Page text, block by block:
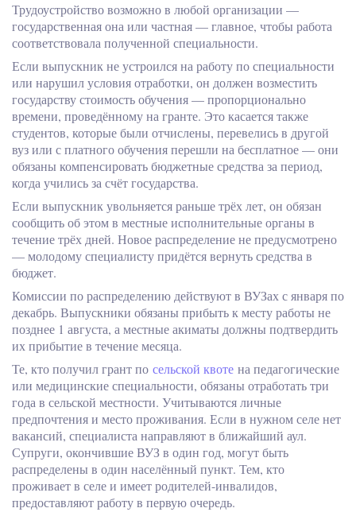
Трудоустройство возможно в любой организации —
государственная она или частная — главное, чтобы работа
соответствовала полученной специальности.
Если выпускник не устроился на работу по специальности
или нарушил условия отработки, он должен возместить
государству стоимость обучения — пропорционально
времени, проведённому на гранте. Это касается также
студентов, которые были отчислены, перевелись в другой
вуз или с платного обучения перешли на бесплатное — они
обязаны компенсировать бюджетные средства за период,
когда учились за счёт государства.
Если выпускник увольняется раньше трёх лет, он обязан
сообщить об этом в местные исполнительные органы в
течение трёх дней. Новое распределение не предусмотрено
— молодому специалисту придётся вернуть средства в
бюджет.
Комиссии по распределению действуют в ВУЗах с января по
декабрь. Выпускники обязаны прибыть к месту работы не
позднее 1 августа, а местные акиматы должны подтвердить
их прибытие в течение месяца.
Те, кто получил грант по сельской квоте на педагогические
или медицинские специальности, обязаны отработать три
года в сельской местности. Учитываются личные
предпочтения и место проживания. Если в нужном селе нет
вакансий, специалиста направляют в ближайший аул.
Супруги, окончившиеВУЗв один год, могут быть
распределены в один населённый пункт. Тем, кто
проживает в селе и имеет родителей-инвалидов,
предоставляют работу в первую очередь.